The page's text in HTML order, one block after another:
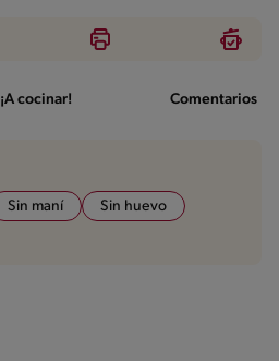
¡A cocinar! Comentarios
Sin maní
Sin huevo